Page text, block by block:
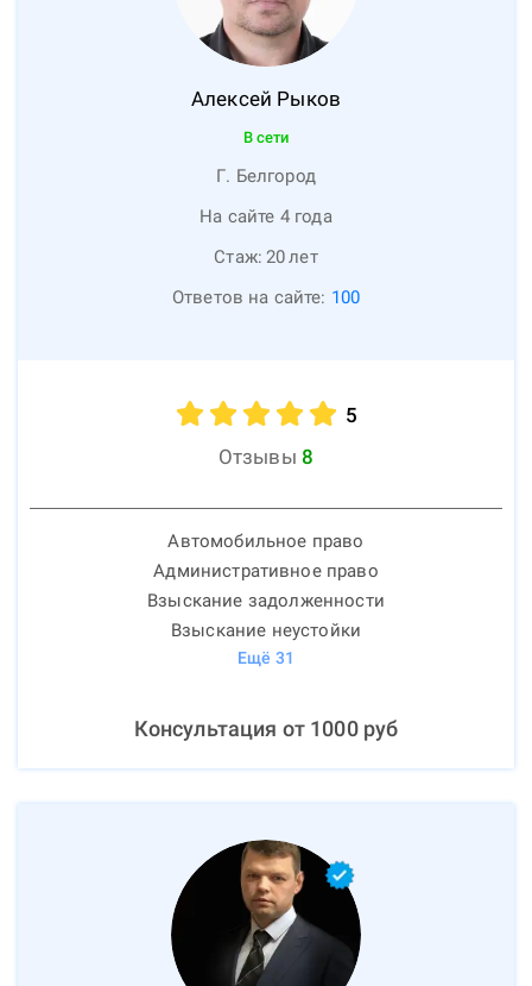
Алексей Рыков
В сети
Г. Белгород
На сайте 4 года
Стаж: 20лет
Ответов на сайте: 100
5
Отзывы 8
Автомобильное право
Административное право
Взыскание задолженности
Взыскание неустойки
Ещё 31
Консультация от 1000руб